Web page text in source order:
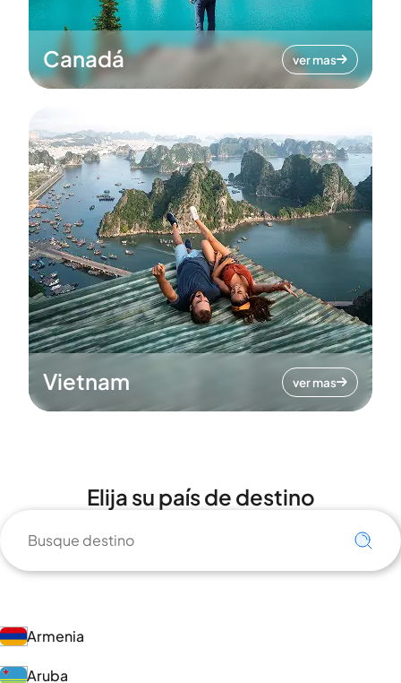
Canadá ver mas
Vietnam ver mas
Elija su país de destino
Armenia
Aruba